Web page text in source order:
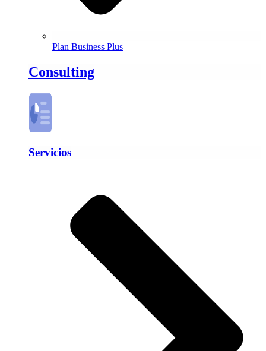
Plan Business Plus
Consulting
Servicios